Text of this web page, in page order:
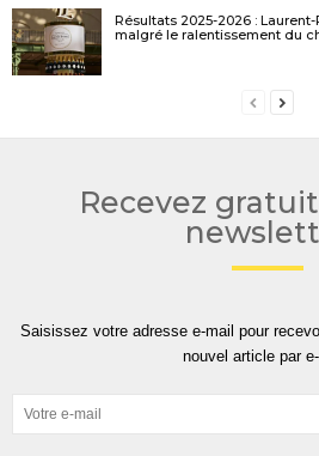
Résultats 2025-2026 :
malgré le ralentissement du
Recevez
Saisissez votre adresse e-mail pour
nouvel article par